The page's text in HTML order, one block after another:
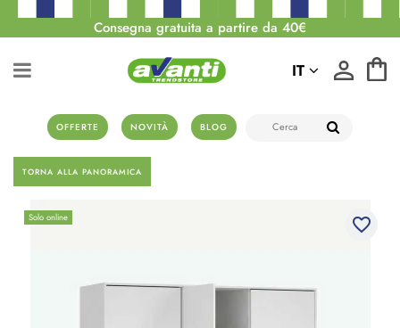
Consegna gratuita a partire da 40€
OFFERTE NOVITÀ BLOG
IT
TORNA ALLA PANORAMICA
Solo online favorite_border